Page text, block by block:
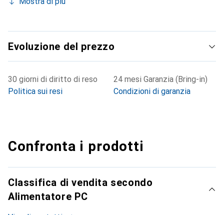
Evoluzione del prezzo
30 giorni di diritto di reso
Politica sui resi
24 mesi Garanzia (Bring-in)
Condizioni di garanzia
Confronta i prodotti
Classifica di vendita secondo
Alimentatore PC